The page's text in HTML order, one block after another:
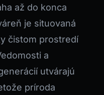
až do konca
je situovaná
čistom prostredí
a
utvárajú
príroda